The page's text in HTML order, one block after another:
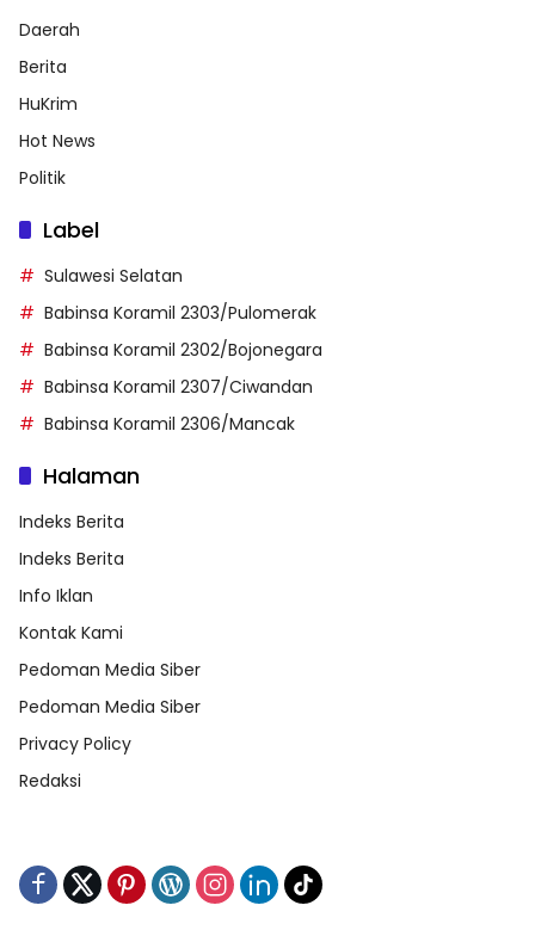
Daerah
Berita
HuKrim
Hot News
Politik
Label
Sulawesi Selatan
Babinsa Koramil 2303/Pulomerak
Babinsa Koramil 2302/Bojonegara
Babinsa Koramil 2307/Ciwandan
Babinsa Koramil 2306/Mancak
Halaman
Indeks Berita
Indeks Berita
Info Iklan
Kontak Kami
Pedoman Media Siber
Pedoman Media Siber
Privacy Policy
Redaksi